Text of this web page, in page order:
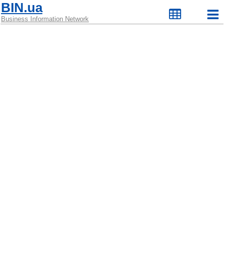
BIN.ua
Business Information Network